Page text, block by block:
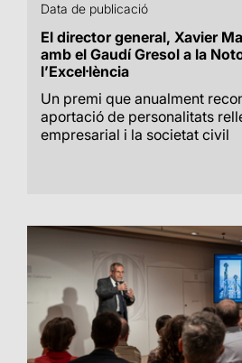
Data de publicació
El director general, Xavier
amb el Gaudí Gresol a la
l’Excel·lència
Un premi que anualment
aportació de personalitats
empresarial i la societat civil